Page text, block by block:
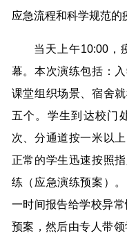
应急流程和科学规范的
当天上午10:00，
幕。本次演练包括：
课堂组织场景、宿舍
五个。学生到达校门
次、分通道按一米以
正常的学生迅速按照
练（应急演练预案）
一时间报告给学校异
预案，然后由专人带